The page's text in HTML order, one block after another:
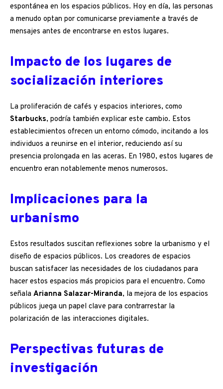
espontánea en los espacios públicos. Hoy en día, las personas
a menudo optan por comunicarse previamente a través de
mensajes antes de encontrarse en estos lugares.
Impacto de los lugares de
socialización interiores
La proliferación de cafés y espacios interiores, como
Starbucks, podría también explicar este cambio. Estos
establecimientos ofrecen un entorno cómodo, incitando a los
individuos a reunirse en el interior, reduciendo así su
presencia prolongada en las aceras. En 1980, estos lugares de
encuentro eran notablemente menos numerosos.
Implicaciones para la
urbanismo
Estos resultados suscitan reflexiones sobre la urbanismo y el
diseño de espacios públicos. Los creadores de espacios
buscan satisfacer las necesidades de los ciudadanos para
hacer estos espacios más propicios para el encuentro. Como
señala Arianna Salazar-Miranda, la mejora de los espacios
públicos juega un papel clave para contrarrestar la
polarización de las interacciones digitales.
Perspectivas futuras de
investigación